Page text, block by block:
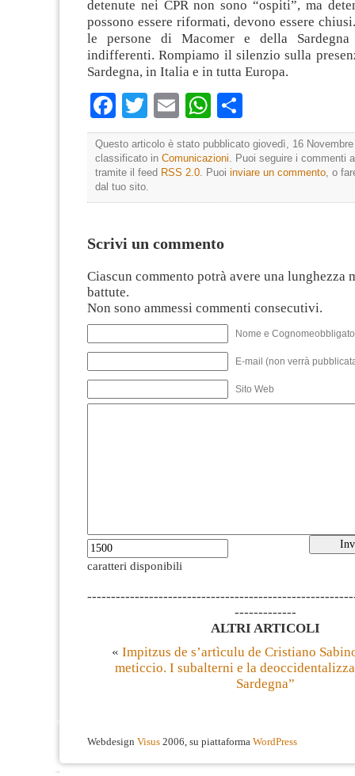
detenute nei CPR non sono “ospiti”, ma
possono essere riformati, devono essere
le persone di Macomer e della
indifferenti. Rompiamo il silenzio sulla
Sardegna, in Italia e in tutta Europa.
Facebook
TwitterEmailWhatsApp
Questo articolo è stato pubblicato giovedì, 16
classificato in Comunicazioni. Puoi seguire i commenti
tramite il feed RSS 2.0. Puoi inviare un commento, o
dal tuo sito.
Scrivi un commento
Ciascun commento potrà avere una lunghezza
battute.
Non sono ammessi commenti consecutivi.
Nome e
E-mail (non verrà
Sito Web
caratteri disponibili
-------------
ALTRI ARTICOLI
« Impitzus de s’artìculu de Cristiano
meticcio. I subalterni e la
Sardegna”
Webdesign Visus 2006, su piattaforma WordPress